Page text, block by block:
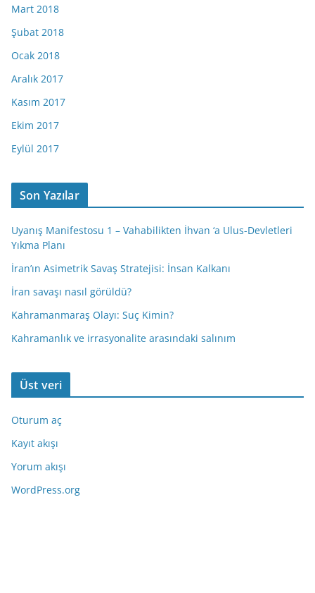
Mart 2018
Şubat 2018
Ocak 2018
Aralık 2017
Kasım 2017
Ekim 2017
Eylül 2017
Son Yazılar
Uyanış Manifestosu 1 – Vahabilikten İhvan ‘a Ulus-Devletleri
Yıkma Planı
İran’ın Asimetrik Savaş Stratejisi: İnsan Kalkanı
İran savaşı nasıl görüldü?
Kahramanmaraş Olayı: Suç Kimin?
Kahramanlık ve irrasyonalite arasındaki salınım
Üst veri
Oturum aç
Kayıt akışı
Yorum akışı
WordPress.org